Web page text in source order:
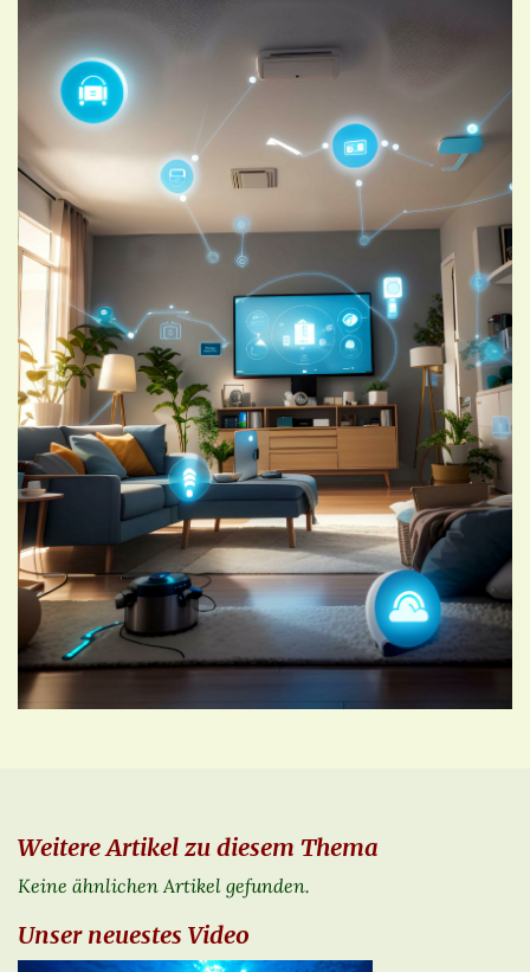
Weitere Artikel zu diesem Thema
Keine ähnlichen Artikel gefunden.
Unser neuestes Video